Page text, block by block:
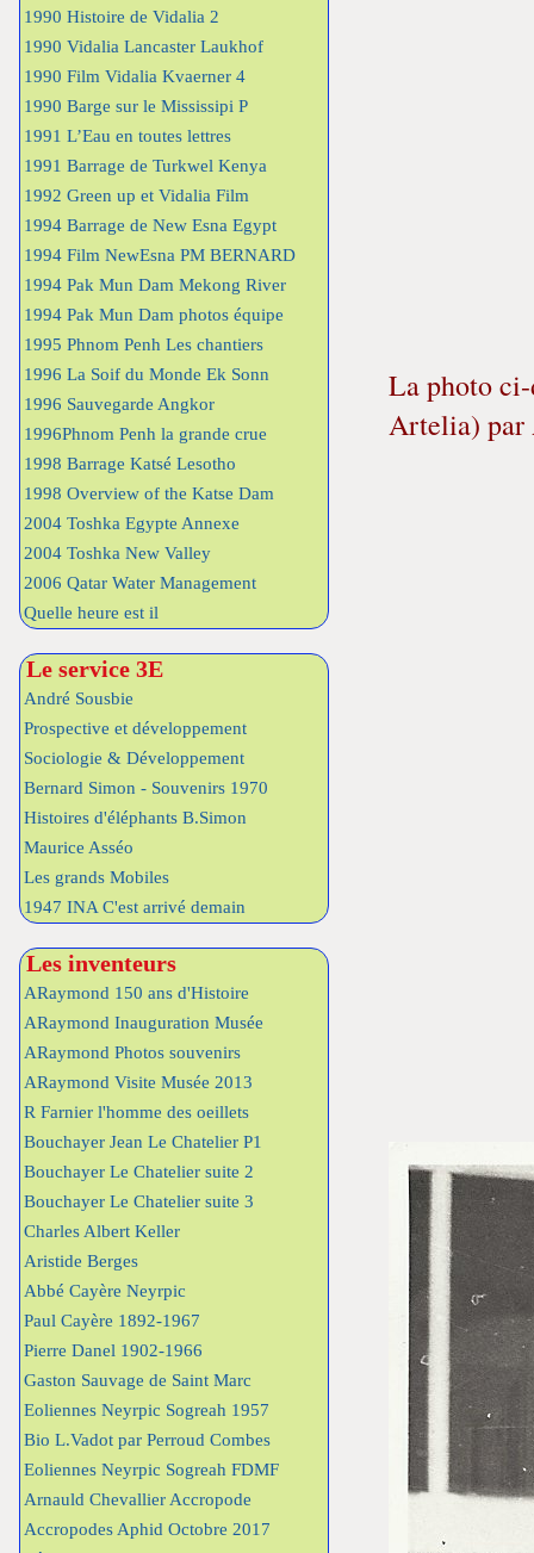
1990 Histoire de Vidalia 2
1990 Vidalia Lancaster Laukhof
1990 Film Vidalia Kvaerner 4
1990 Barge sur le Mississipi P
1991 L’Eau en toutes lettres
1991 Barrage de Turkwel Kenya
1992 Green up et Vidalia Film
1994 Barrage de New Esna Egypt
1994 Film NewEsna PM BERNARD
1994 Pak Mun Dam Mekong River
1994 Pak Mun Dam photos équipe
1995 Phnom Penh Les chantiers
1996 La Soif du Monde Ek Sonn
1996 Sauvegarde Angkor
1996Phnom Penh la grande crue
1998 Barrage Katsé Lesotho
1998 Overview of the Katse Dam
2004 Toshka Egypte Annexe
2004 Toshka New Valley
2006 Qatar Water Management
Quelle heure est il
Le service 3E
André Sousbie
Prospective et développement
Sociologie & Développement
Bernard Simon - Souvenirs 1970
Histoires d'éléphants B.Simon
Maurice Asséo
Les grands Mobiles
1947 INA C'est arrivé demain
Les inventeurs
ARaymond 150 ans d'Histoire
ARaymond Inauguration Musée
ARaymond Photos souvenirs
ARaymond Visite Musée 2013
R Farnier l'homme des oeillets
Bouchayer Jean Le Chatelier P1
Bouchayer Le Chatelier suite 2
Bouchayer Le Chatelier suite 3
Charles Albert Keller
Aristide Berges
Abbé Cayère Neyrpic
Paul Cayère 1892-1967
Pierre Danel 1902-1966
Gaston Sauvage de Saint Marc
Eoliennes Neyrpic Sogreah 1957
Bio L.Vadot par Perroud Combes
Eoliennes Neyrpic Sogreah FDMF
Arnauld Chevallier Accropode
Accropodes Aphid Octobre 2017
La photo ci-
Artelia) par